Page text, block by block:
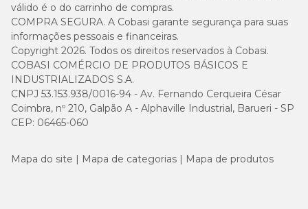
válido é o do carrinho de compras.
COMPRA SEGURA. A Cobasi garante segurança para suas
informações pessoais e financeiras.
Copyright 2026. Todos os direitos reservados à Cobasi.
COBASI COMÉRCIO DE PRODUTOS BÁSICOS E
INDUSTRIALIZADOS S.A.
CNPJ 53.153.938/0016-94 - Av. Fernando Cerqueira César
Coimbra, nº 210, Galpão A - Alphaville Industrial, Barueri - SP
CEP: 06465-060
Mapa do site Mapa de categorias Mapa de produtos